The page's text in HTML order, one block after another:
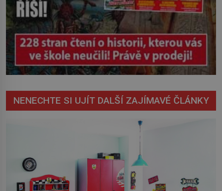
NENECHTE SI UJÍT DALŠÍ ZAJÍMAVÉ ČLÁNKY